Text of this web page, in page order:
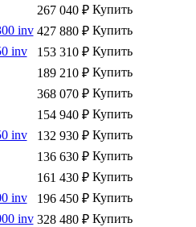
267 040₽ Купить
inv 427 880₽ Купить
inv
153 310₽ Купить
189 210₽ Купить
368 070₽ Купить
154 940₽ Купить
inv
132 930₽ Купить
136 630₽ Купить
161 430₽ Купить
inv
196 450₽ Купить
inv 328 480₽ Купить